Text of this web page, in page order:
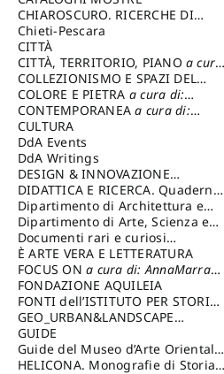
CHIAROSCURO. RICERCHE DI
STORIA E STORIA DELL'ARTE
cura di: Di Carpegna Falconieri
Tommaso
Chieti-Pescara
CITTÀ
CITTÀ, TERRITORIO, PIANO a cura
di: Imbesi Giuseppe
COLLEZIONISMO E SPAZI DEL
COLLEZIONISMO a cura di:
Magnani Lauro
COLORE E PIETRA a cura di:
Selvaggi Giuseppe
CONTEMPORANEAa cura di:
Gubinelli Luna
CULTURA
DdA Events
DdA Writings
DESIGN & INNOVAZIONE
TECNOLOGICAa cura di: Vallicelli
Andrea
DIDATTICA E RICERCA. Quaderni
della Scuola
Dipartimento di Architettura e
Analisi della Città Mediterranea
Dipartimento di Arte, Scienza e
Tecnica del Costuire
Documenti rari e curiosi
dall'Archivio Segreto
È ARTE VERA E LETTERATURA
FOCUS ONa cura di: AnnaMarra
Contemporanea
FONDAZIONE AQUILEIA
FONTI dell’ISTITUTO PER STORIA
DEL RISORGIMENTO
GEO_URBAN&LANDSCAPE
PLANNING (GULP)
Trusiani Elio
GUIDE
Guide del Museo d’Arte Orientale
“Giuseppe Tucci”
HELICONA. Monografie di Storia